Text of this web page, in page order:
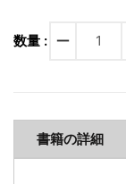
数量 : remove
書籍の詳細